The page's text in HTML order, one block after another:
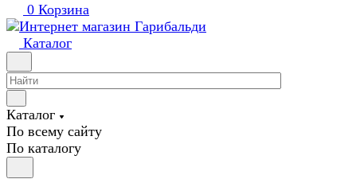
0 Корзина
Каталог
Каталог
По всему сайту
По каталогу